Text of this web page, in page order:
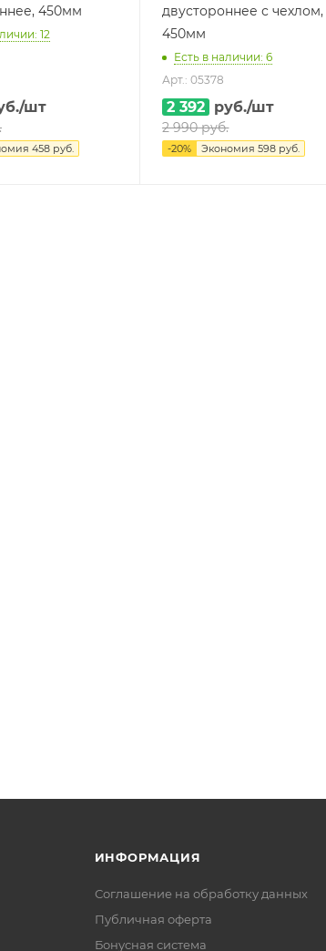
450мм
12
/шт
458 руб.
двустороннее с чехлом,
450мм
Есть в наличии: 6
Арт.: 05378
2 392 руб./шт
2 990руб.
-20% Экономия598 руб.
ИНФОРМАЦИЯ
Соглашение на обработку данных
Публичная оферта
Бонусная система